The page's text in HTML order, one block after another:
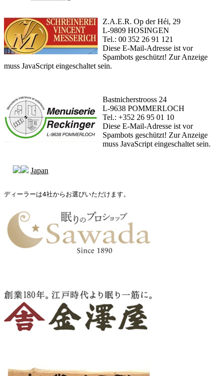
Z.A.E.R. Op der Héi, 29
L-9809 HOSINGEN
Tel.: 00 352 26 91 121
Diese E-Mail-Adresse ist vor
Spambots geschützt! Zur Anzeige
muss JavaScript eingeschaltet sein.
Bastnicherstrooss 24
L-9638 POMMERLOCH
Tel.: +352 26 95 01 10
Diese E-Mail-Adresse ist vor
Spambots geschützt! Zur Anzeige
muss JavaScript eingeschaltet sein.
Japan
ディーラーは4社からお選びいただけます。